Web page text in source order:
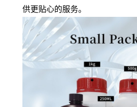
供更贴心的服务。